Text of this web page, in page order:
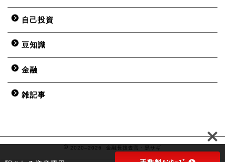
自己投資
豆知識
金融
雑記事
2020–2026 金融長捜査官・黒サギ